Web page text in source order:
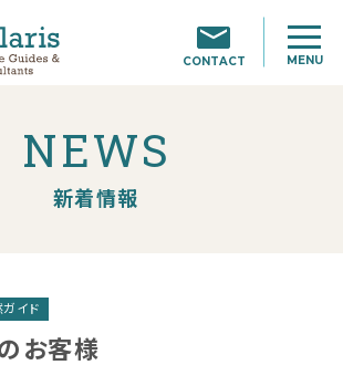
CONTACT MENU
NEWS
新着情報
ガイド
お客様